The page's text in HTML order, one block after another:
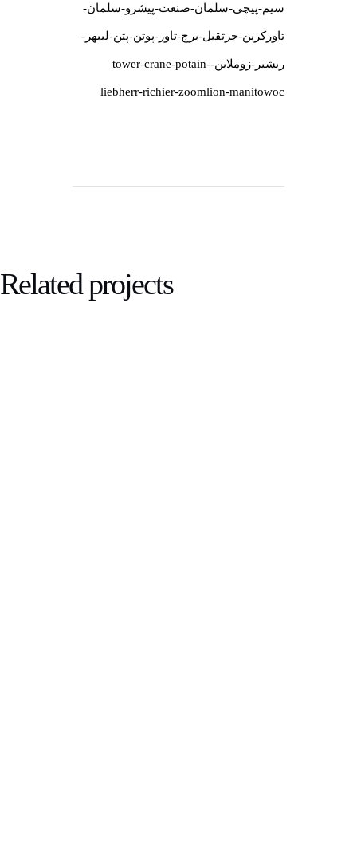
سیم-پیچی-سلمان-صنعت-پیشرو-سلمان-
تاورکرین-جرثقیل-برج-تاور-پوتن-پتن-لیبهر-
ریشیر-زوملاین-tower-crane-potain-
liebherr-richier-zoomlion-manitowoc
Related projects